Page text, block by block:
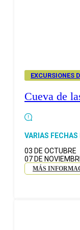
EXCURSIONES
Cueva de
VARIAS
03 DE OCTUBRE
07 DE
MÁS